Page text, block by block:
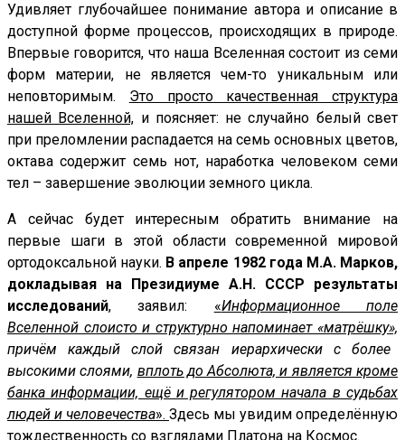
Удивляет глубочайшее понимание автора и описание в
доступной форме процессов, происходящих в природе.
Впервые говорится, что наша Вселенная состоит из семи
форм материи, не является чем-то уникальным или
неповторимым. Это просто качественная структура
нашей Вселенной, и поясняет: не случайно белый свет
при преломлении распадается на семь основных цветов,
октава содержит семь нот, наработка человеком семи
тел – завершение эволюции земного цикла.
А сейчас будет интересным обратить внимание на
первые шаги в этой области современной мировой
ортодоксальной науки. В апреле 1982 года М.А. Марков,
докладывая на Президиуме А.Н. СССР результаты
исследований, заявил: «Информационное поле
Вселенной слоисто и структурно напоминает «матрёшку»,
причём каждый слой связан иерархически с более
высокими слоями, вплоть до Абсолюта, и является кроме
банка информации, ещё и регулятором начала в судьбах
людей и человечества». Здесь мы увидим определённую
тождественность со взглядами Платона на Космос.